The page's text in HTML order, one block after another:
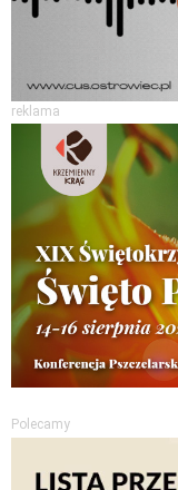
reklama
Polecamy